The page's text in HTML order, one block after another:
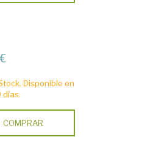
Disponible en
días.
COMPRAR